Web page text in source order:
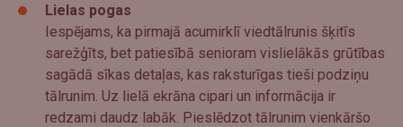
Lielas pogas
Iespējams, ka pirmajā acumirklī viedtālrunis šķitīs
sarežģīts, bet patiesībā senioram vislielākās grūtības
sagādā sīkas detaļas, kas raksturīgas tieši podziņu
tālrunim. Uz lielā ekrāna cipari un informācija ir
redzami daudz labāk. Pieslēdzot tālrunim vienkāršo